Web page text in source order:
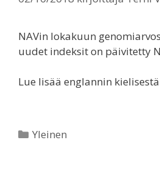
NAVin lokakuun
uudet indeksit on päivitetty
Lue lisää englannin kielisestä
Kategoriat
Yleinen